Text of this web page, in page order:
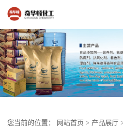
您当前的位置： 网站首页 > 产品展厅